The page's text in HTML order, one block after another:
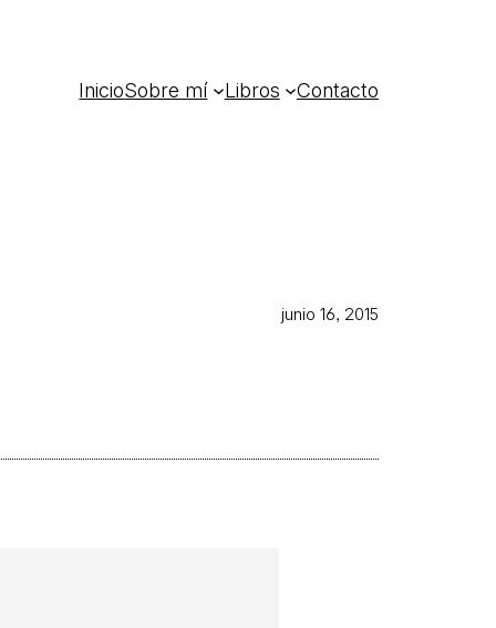
InicioSobre mí Libros Contacto
junio 16, 2015